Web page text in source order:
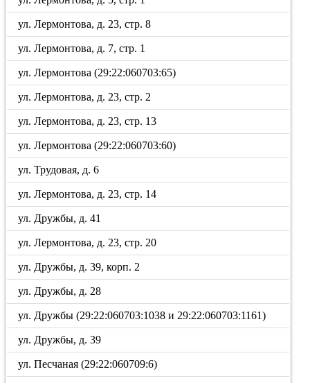
ул. Лермонтова, д. 23, стр. 8
ул. Лермонтова, д. 7, стр. 1
ул. Лермонтова (29:22:060703:65)
ул. Лермонтова, д. 23, стр. 2
ул. Лермонтова, д. 23, стр. 13
ул. Лермонтова (29:22:060703:60)
ул. Трудовая, д. 6
ул. Лермонтова, д. 23, стр. 14
ул. Дружбы, д. 41
ул. Лермонтова, д. 23, стр. 20
ул. Дружбы, д. 39, корп. 2
ул. Дружбы, д. 28
ул. Дружбы (29:22:060703:1038 и 29:22:060703:1161)
ул. Дружбы, д. 39
ул. Песчаная (29:22:060709:6)